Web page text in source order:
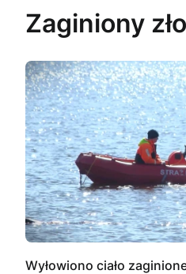
Zaginiony
Wyłowiono ciało